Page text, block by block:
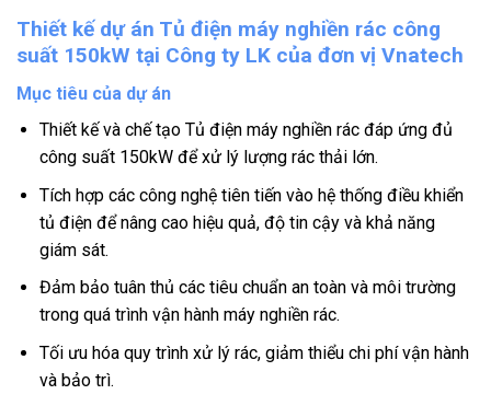
Thiết kế dự án Tủ điện máy nghiền rác công
suất 150kW tại Công ty LK của đơn vị Vnatech
Mục tiêu của dự án
Thiết kế và chế tạo Tủ điện máy nghiền rác đáp ứng đủ
công suất 150kW để xử lý lượng rác thải lớn.
Tích hợp các công nghệ tiên tiến vào hệ thống điều khiển
tủ điện để nâng cao hiệu quả, độ tin cậy và khả năng
giám sát.
Đảm bảo tuân thủ các tiêu chuẩn an toàn và môi trường
trong quá trình vận hành máy nghiền rác.
Tối ưu hóa quy trình xử lý rác, giảm thiểu chi phí vận hành
và bảo trì.